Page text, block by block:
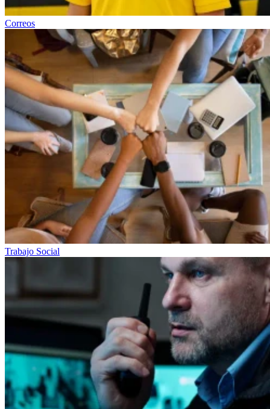
Correos
Trabajo Social